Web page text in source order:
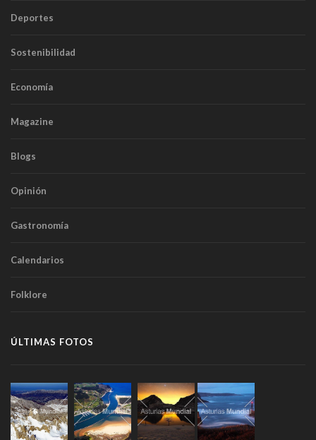
Deportes
Sostenibilidad
Economía
Magazine
Blogs
Opinión
Gastronomía
Calendarios
Folklore
ÚLTIMAS FOTOS